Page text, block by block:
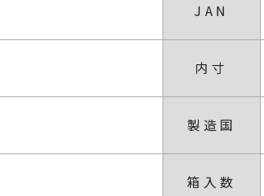
JAN
内寸
製造国
箱入数